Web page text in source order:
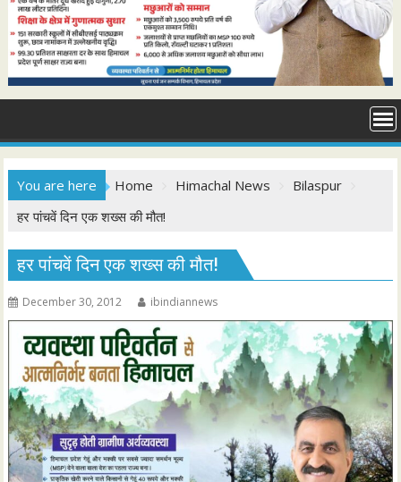
You are here Home Himachal News
Bilaspur
हर पांचवें दिन एक शख्स की मौत!
हर पांचवें दिन एक शख्स की मौत!
December 30, 2012 ibindiannews